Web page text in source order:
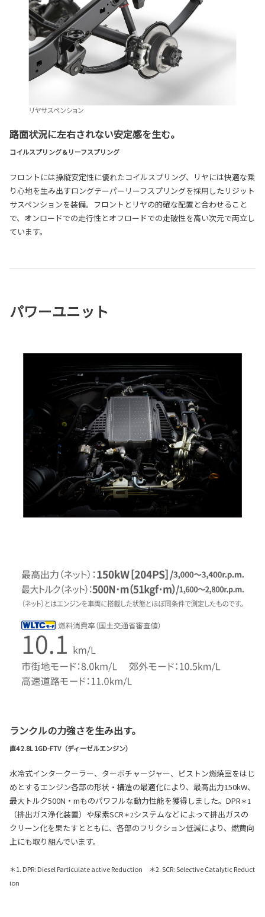
路面状況に左右されない安定感を生む。
コイルスプリング＆リーフスプリング
フロントには操縦安定性に優れたコイルスプリング、リヤには快適な乗
り心地を生み出すロングテーパーリーフスプリングを採用したリジット
サスペンションを装備。フロントとリヤの的確な配置と合わせること
で、オンロードでの走行性とオフロードでの走破性を高い次元で両立し
ています。
パワーユニット
ランクルの力強さを生み出す。
直4 2.8L 1GD-FTV（ディーゼルエンジン）
水冷式インタークーラー、ターボチャージャー、ピストン燃焼室をはじ
めとするエンジン各部の形状・構造の最適化により、最高出力150kW、
最大トルク500N・mものパワフルな動力性能を獲得しました。DPR＊1
（排出ガス浄化装置）や尿素SCR＊2システムなどによって排出ガスの
クリーン化を果たすとともに、各部のフリクション低減により、燃費向
上にも取り組んでいます。
＊1. DPR: Diesel Particulate active Reduction ＊2. SCR: Selective Catalytic Reduct
ion